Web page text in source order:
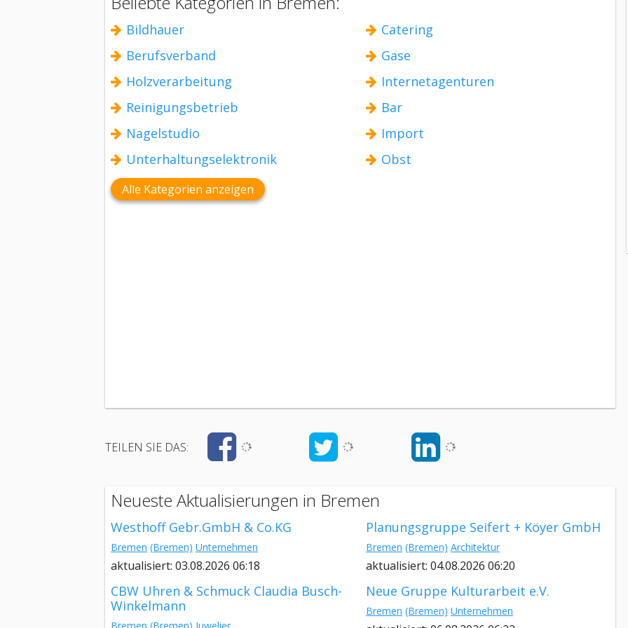
Bildhauer
Catering
Berufsverband
Gase
Holzverarbeitung
Internetagenturen
Reinigungsbetrieb
Bar
Nagelstudio
Import
Unterhaltungselektronik
Obst
Alle Kategorien anzeigen
TEILEN SIE DAS:
Neueste Aktualisierungen in Bremen
Westhoff Gebr.GmbH & Co.KG
Bremen (Bremen) Unternehmen
aktualisiert: 03.08.2026 06:18
Planungsgruppe Seifert + Köyer GmbH
Bremen (Bremen) Architektur
aktualisiert: 04.08.2026 06:20
CBW Uhren & Schmuck Claudia Busch-
Winkelmann
Neue Gruppe Kulturarbeit e.V.
Bremen (Bremen) Unternehmen